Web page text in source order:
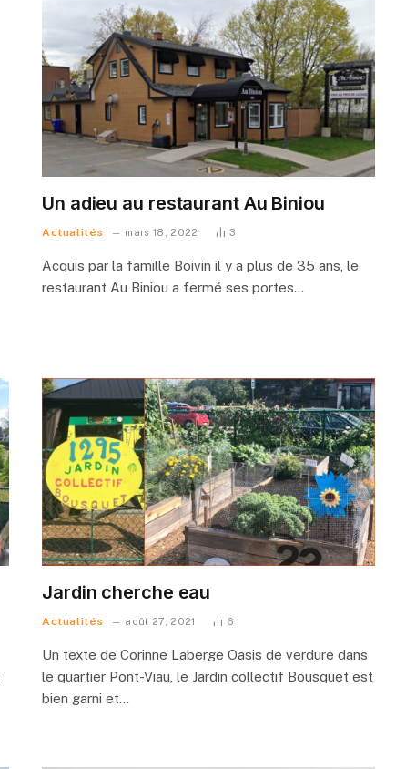
Un adieu au restaurant Au Biniou
Actualités mars 18, 2022 3
Acquis par la famille Boivin il y a plus de 35 ans, le
restaurant Au Biniou a fermé ses portes…
Jardin cherche eau
Actualités août 27, 2021 6
Un texte de Corinne Laberge Oasis de verdure dans
le quartier Pont-Viau, le Jardin collectif Bousquet est
bien garni et…